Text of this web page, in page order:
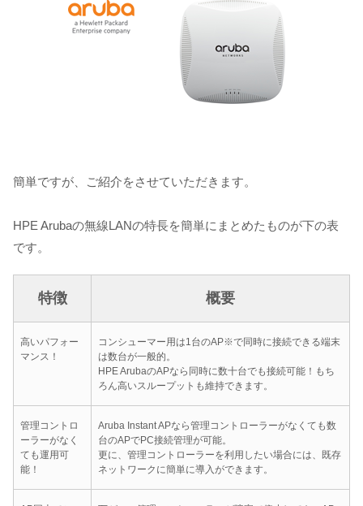
簡単ですが、ご紹介をさせていただきます。
HPE Arubaの無線LANの特長を簡単にまとめたものが下の表
です。
特徴 概要
高いパフォー
マンス！
コンシューマー用は1台のAP※で同時に接続できる端末
は数台が一般的。
HPE ArubaのAPなら同時に数十台でも接続可能！もち
ろん高いスループットも維持できます。
管理コントロ
ーラーがなく
ても運用可
能！
Aruba Instant APなら管理コントローラーがなくても数
台のAPでPC接続管理が可能。
更に、管理コントローラーを利用したい場合には、既存
ネットワークに簡単に導入ができます。